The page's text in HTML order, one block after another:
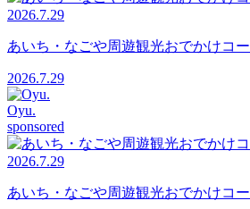
2026.7.29
あいち・なごや周遊観光おでかけコ
2026.7.29
Oyu.
sponsored
2026.7.29
あいち・なごや周遊観光おでかけコ